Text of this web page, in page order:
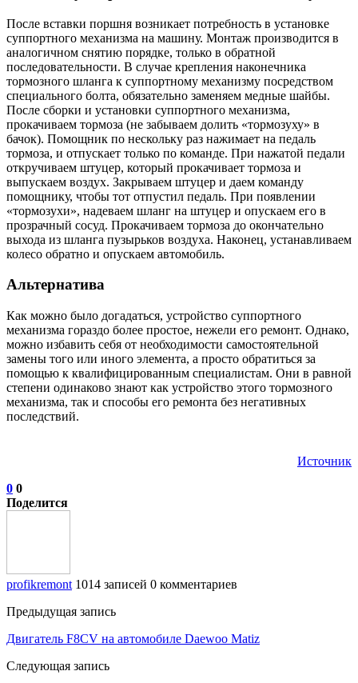
После вставки поршня возникает потребность в установке
суппортного механизма на машину. Монтаж производится в
аналогичном снятию порядке, только в обратной
последовательности. В случае крепления наконечника
тормозного шланга к суппортному механизму посредством
специального болта, обязательно заменяем медные шайбы.
После сборки и установки суппортного механизма,
прокачиваем тормоза (не забываем долить «тормозуху» в
бачок). Помощник по нескольку раз нажимает на педаль
тормоза, и отпускает только по команде. При нажатой педали
откручиваем штуцер, который прокачивает тормоза и
выпускаем воздух. Закрываем штуцер и даем команду
помощнику, чтобы тот отпустил педаль. При появлении
«тормозухи», надеваем шланг на штуцер и опускаем его в
прозрачный сосуд. Прокачиваем тормоза до окончательно
выхода из шланга пузырьков воздуха. Наконец, устанавливаем
колесо обратно и опускаем автомобиль.
Альтернатива
Как можно было догадаться, устройство суппортного
механизма гораздо более простое, нежели его ремонт. Однако,
можно избавить себя от необходимости самостоятельной
замены того или иного элемента, а просто обратиться за
помощью к квалифицированным специалистам. Они в равной
степени одинаково знают как устройство этого тормозного
механизма, так и способы его ремонта без негативных
последствий.
Источник
0 0
Поделится
profikremont 1014 записей 0 комментариев
Предыдущая запись
Двигатель F8CV на автомобиле Daewoo Matiz
Следующая запись